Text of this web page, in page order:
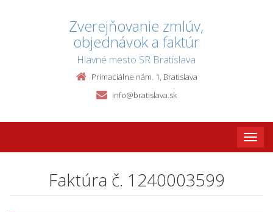
Zverejňovanie zmlúv,
objednávok a faktúr
Hlavné mesto SR Bratislava
Primaciálne nám. 1, Bratislava
info@bratislava.sk
Toggle
Faktúra č. 1240003599